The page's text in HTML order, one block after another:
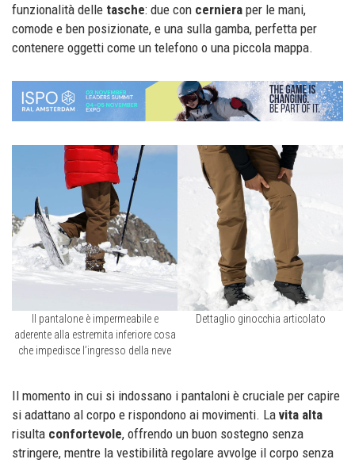
funzionalità delle tasche: due con cerniera per le mani,
comode e ben posizionate, e una sulla gamba, perfetta per
contenere oggetti come un telefono o una piccola mappa.
Il pantalone è impermeabile e
aderente alla estremita inferiore cosa
che impedisce l’ingresso della neve
Dettaglio ginocchia articolato
Il momento in cui si indossano i pantaloni è cruciale per capire
si adattano al corpo e rispondono ai movimenti. La vita alta
risulta confortevole, offrendo un buon sostegno senza
stringere, mentre la vestibilità regolare avvolge il corpo senza